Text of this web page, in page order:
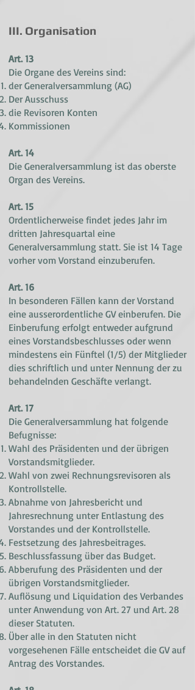
III. Organisation
Art. 13
Die Organe des Vereins sind:
der Generalversammlung (AG)
Der Ausschuss
die Revisoren Konten
Kommissionen
Art. 14
Die Generalversammlung ist das oberste
Organ des Vereins.
Art. 15
Ordentlicherweise findet jedes Jahr im
dritten Jahresquartal eine
Generalversammlung statt. Sie ist 14 Tage
vorher vom Vorstand einzuberufen.
Art. 16
In besonderen Fällen kann der Vorstand
eine ausserordentliche GV einberufen. Die
Einberufung erfolgt entweder aufgrund
eines Vorstandsbeschlusses oder wenn
mindestens ein Fünftel (1/5) der Mitglieder
dies schriftlich und unter Nennung der zu
behandelnden Geschäfte verlangt.
Art. 17
Die Generalversammlung hat folgende
Befugnisse:
Wahl des Präsidenten und der übrigen
Vorstandsmitglieder.
Wahl von zwei Rechnungsrevisoren als
Kontrollstelle.
Abnahme von Jahresbericht und
Jahresrechnung unter Entlastung des
Vorstandes und der Kontrollstelle.
Festsetzung des Jahresbeitrages.
Beschlussfassung über das Budget.
Abberufung des Präsidenten und der
übrigen Vorstandsmitglieder.
Auflösung und Liquidation des Verbandes
unter Anwendung von Art. 27 und Art. 28
dieser Statuten.
Über alle in den Statuten nicht
vorgesehenen Fälle entscheidet die GV auf
Antrag des Vorstandes.